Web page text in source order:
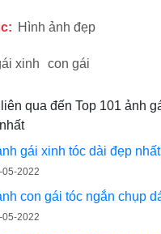
Hình ảnh đẹp
xinh con gái
qua đến Top 101 ảnh
gái xinh tóc dài đẹp nhất
05-2022
con gái tóc ngắn chụp
05-2022